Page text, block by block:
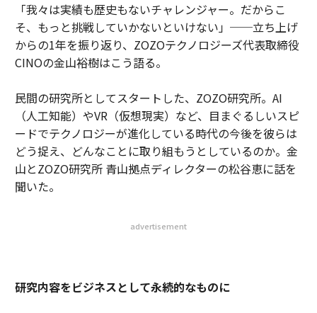
「我々は実績も歴史もないチャレンジャー。だからこ
そ、もっと挑戦していかないといけない」──立ち上げ
からの1年を振り返り、ZOZOテクノロジーズ代表取締役
CINOの金山裕樹はこう語る。
民間の研究所としてスタートした、ZOZO研究所。AI
（人工知能）やVR（仮想現実）など、目まぐるしいスピ
ードでテクノロジーが進化している時代の今後を彼らは
どう捉え、どんなことに取り組もうとしているのか。金
山とZOZO研究所 青山拠点ディレクターの松谷恵に話を
聞いた。
advertisement
研究内容をビジネスとして永続的なものに